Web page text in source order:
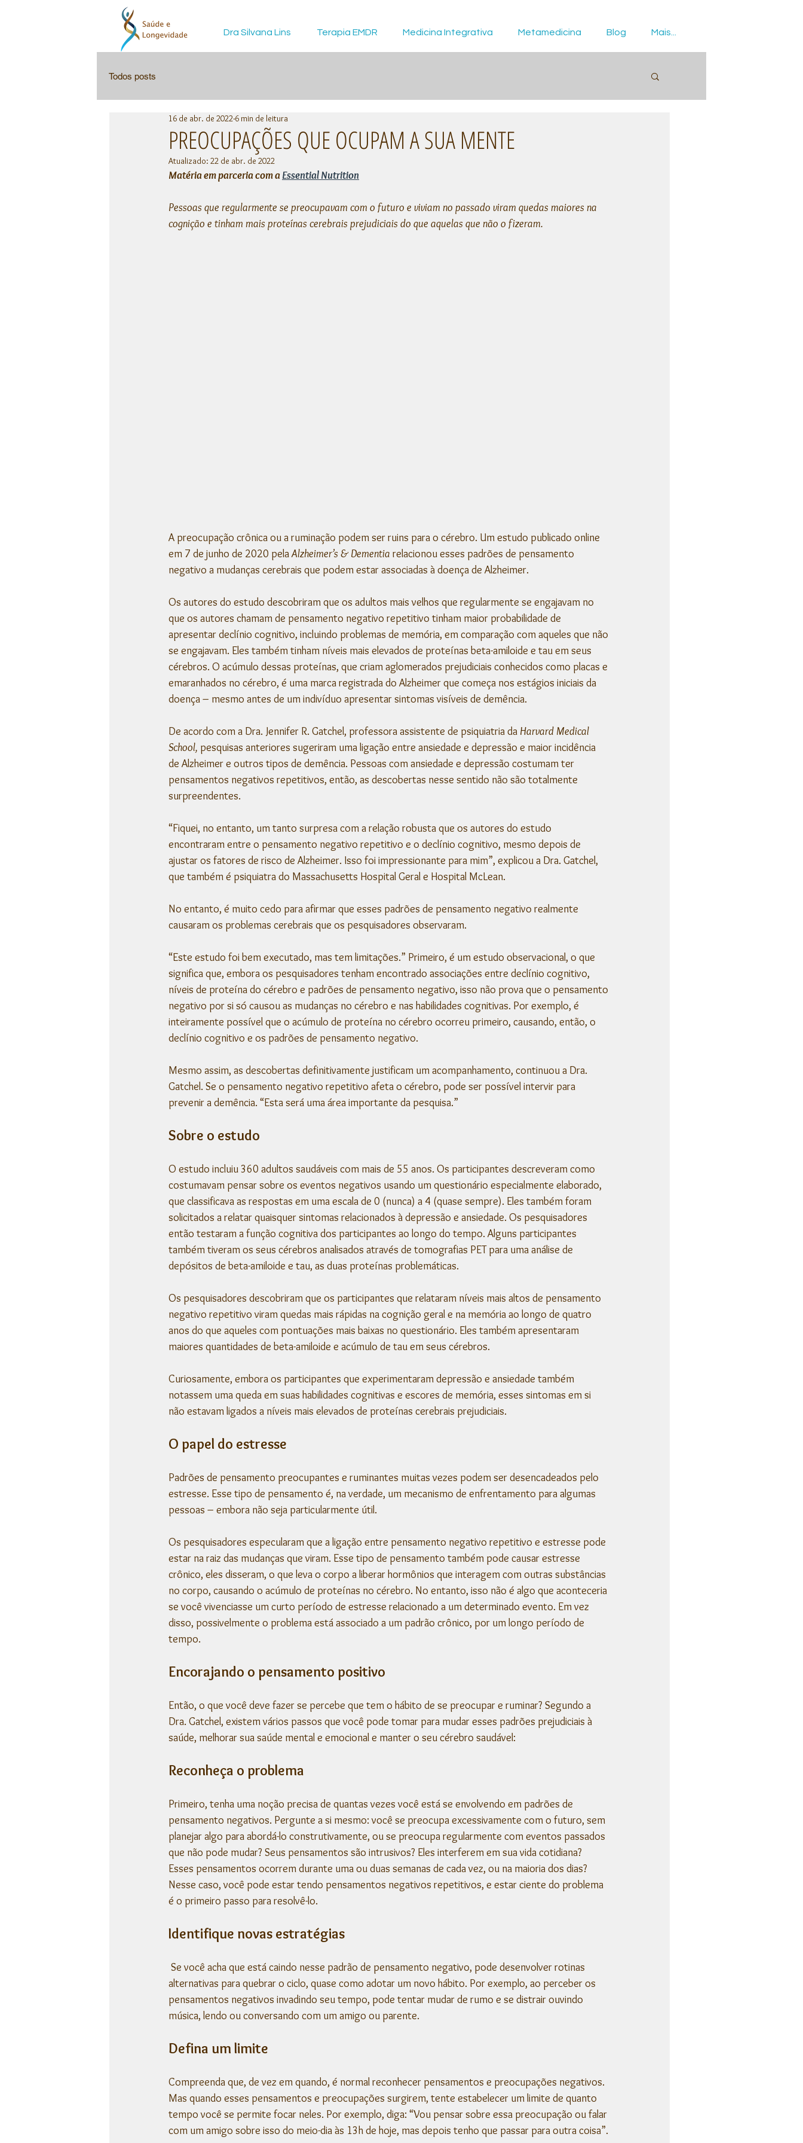
Dra Silvana Lins Terapia EMDR Medicina Integrativa Metamedicina Blog Mais...
Todos posts
PREOCUPAÇÕES QUE OCUPAM A SUA MENTE
16 de abr. de 2022 6 min de leitura
Atualizado: 22 de abr. de 2022
Matéria em parceria com a Essential Nutrition
Pessoas que regularmente se preocupavam com o futuro e viviam no passado viram quedas maiores na
cognição e tinham mais proteínas cerebrais prejudiciais do que aquelas que não o fizeram.
A preocupação crônica ou a ruminação podem ser ruins para o cérebro. Um estudo publicado online
em 7 de junho de 2020 pela Alzheimer’s & Dementia relacionou esses padrões de pensamento
negativo a mudanças cerebrais que podem estar associadas à doença de Alzheimer.
Os autores do estudo descobriram que os adultos mais velhos que regularmente se engajavam no
que os autores chamam de pensamento negativo repetitivo tinham maior probabilidade de
apresentar declínio cognitivo, incluindo problemas de memória, em comparação com aqueles que não
se engajavam. Eles também tinham níveis mais elevados de proteínas beta-amiloide e tau em seus
cérebros. O acúmulo dessas proteínas, que criam aglomerados prejudiciais conhecidos como placas e
emaranhados no cérebro, é uma marca registrada do Alzheimer que começa nos estágios iniciais da
doença – mesmo antes de um indivíduo apresentar sintomas visíveis de demência.
De acordo com a Dra. Jennifer R. Gatchel, professora assistente de psiquiatria da Harvard Medical
School, pesquisas anteriores sugeriram uma ligação entre ansiedade e depressão e maior incidência
de Alzheimer e outros tipos de demência. Pessoas com ansiedade e depressão costumam ter
pensamentos negativos repetitivos, então, as descobertas nesse sentido não são totalmente
surpreendentes.
“Fiquei, no entanto, um tanto surpresa com a relação robusta que os autores do estudo
encontraram entre o pensamento negativo repetitivo e o declínio cognitivo, mesmo depois de
ajustar os fatores de risco de Alzheimer. Isso foi impressionante para mim”, explicou a Dra. Gatchel,
que também é psiquiatra do Massachusetts Hospital Geral e Hospital McLean.
No entanto, é muito cedo para afirmar que esses padrões de pensamento negativo realmente
causaram os problemas cerebrais que os pesquisadores observaram.
“Este estudo foi bem executado, mas tem limitações.” Primeiro, é um estudo observacional, o que
significa que, embora os pesquisadores tenham encontrado associações entre declínio cognitivo,
níveis de proteína do cérebro e padrões de pensamento negativo, isso não prova que o pensamento
negativo por si só causou as mudanças no cérebro e nas habilidades cognitivas. Por exemplo, é
inteiramente possível que o acúmulo de proteína no cérebro ocorreu primeiro, causando, então, o
declínio cognitivo e os padrões de pensamento negativo.
Mesmo assim, as descobertas definitivamente justificam um acompanhamento, continuou a Dra.
Gatchel. Se o pensamento negativo repetitivo afeta o cérebro, pode ser possível intervir para
prevenir a demência. “Esta será uma área importante da pesquisa.”
Sobre o estudo
O estudo incluiu 360 adultos saudáveis ​​com mais de 55 anos. Os participantes descreveram como
costumavam pensar sobre os eventos negativos usando um questionário especialmente elaborado,
que classificava as respostas em uma escala de 0 (nunca) a 4 (quase sempre). Eles também foram
solicitados a relatar quaisquer sintomas relacionados à depressão e ansiedade. Os pesquisadores
então testaram a função cognitiva dos participantes ao longo do tempo. Alguns participantes
também tiveram os seus cérebros analisados através de tomografias PET para uma análise de
depósitos de beta-amiloide e tau, as duas proteínas problemáticas.
Os pesquisadores descobriram que os participantes que relataram níveis mais altos de pensamento
negativo repetitivo viram quedas mais rápidas na cognição geral e na memória ao longo de quatro
anos do que aqueles com pontuações mais baixas no questionário. Eles também apresentaram
maiores quantidades de beta-amiloide e acúmulo de tau em seus cérebros.
Curiosamente, embora os participantes que experimentaram depressão e ansiedade também
notassem uma queda em suas habilidades cognitivas e escores de memória, esses sintomas em si
não estavam ligados a níveis mais elevados de proteínas cerebrais prejudiciais.
O papel do estresse
Padrões de pensamento preocupantes e ruminantes muitas vezes podem ser desencadeados pelo
estresse. Esse tipo de pensamento é, na verdade, um mecanismo de enfrentamento para algumas
pessoas – embora não seja particularmente útil.
Os pesquisadores especularam que a ligação entre pensamento negativo repetitivo e estresse pode
estar na raiz das mudanças que viram. Esse tipo de pensamento também pode causar estresse
crônico, eles disseram, o que leva o corpo a liberar hormônios que interagem com outras substâncias
no corpo, causando o acúmulo de proteínas no cérebro. No entanto, isso não é algo que aconteceria
se você vivenciasse um curto período de estresse relacionado a um determinado evento. Em vez
disso, possivelmente o problema está associado a um padrão crônico, por um longo período de
tempo.
Encorajando o pensamento positivo
Então, o que você deve fazer se percebe que tem o hábito de se preocupar e ruminar? Segundo a
Dra. Gatchel, existem vários passos que você pode tomar para mudar esses padrões prejudiciais à
saúde, melhorar sua saúde mental e emocional e manter o seu cérebro saudável:
Reconheça o problema
Primeiro, tenha uma noção precisa de quantas vezes você está se envolvendo em padrões de
pensamento negativos. Pergunte a si mesmo: você se preocupa excessivamente com o futuro, sem
planejar algo para abordá-lo construtivamente, ou se preocupa regularmente com eventos passados ​​
que não pode mudar? Seus pensamentos são intrusivos? Eles interferem em sua vida cotidiana?
Esses pensamentos ocorrem durante uma ou duas semanas de cada vez, ou na maioria dos dias?
Nesse caso, você pode estar tendo pensamentos negativos repetitivos, e estar ciente do problema
é o primeiro passo para resolvê-lo.
Identifique novas estratégias
alternativas para quebrar o ciclo, quase como adotar um novo hábito. Por exemplo, ao perceber os
pensamentos negativos invadindo seu tempo, pode tentar mudar de rumo e se distrair ouvindo
música, lendo ou conversando com um amigo ou parente.
Defina um limite
Compreenda que, de vez em quando, é normal reconhecer pensamentos e preocupações negativos.
Mas quando esses pensamentos e preocupações surgirem, tente estabelecer um limite de quanto
tempo você se permite focar neles. Por exemplo, diga: “Vou pensar sobre essa preocupação ou falar
com um amigo sobre isso do meio-dia às 13h de hoje, mas depois tenho que passar para outra coisa”.